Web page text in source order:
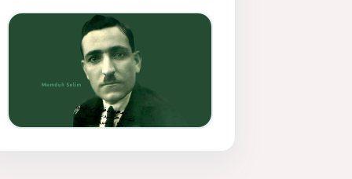
Mihemed Mîhrî Hîlav ji
afirênerên rewşenbîriya
Memduh Selim ve Xoybûn